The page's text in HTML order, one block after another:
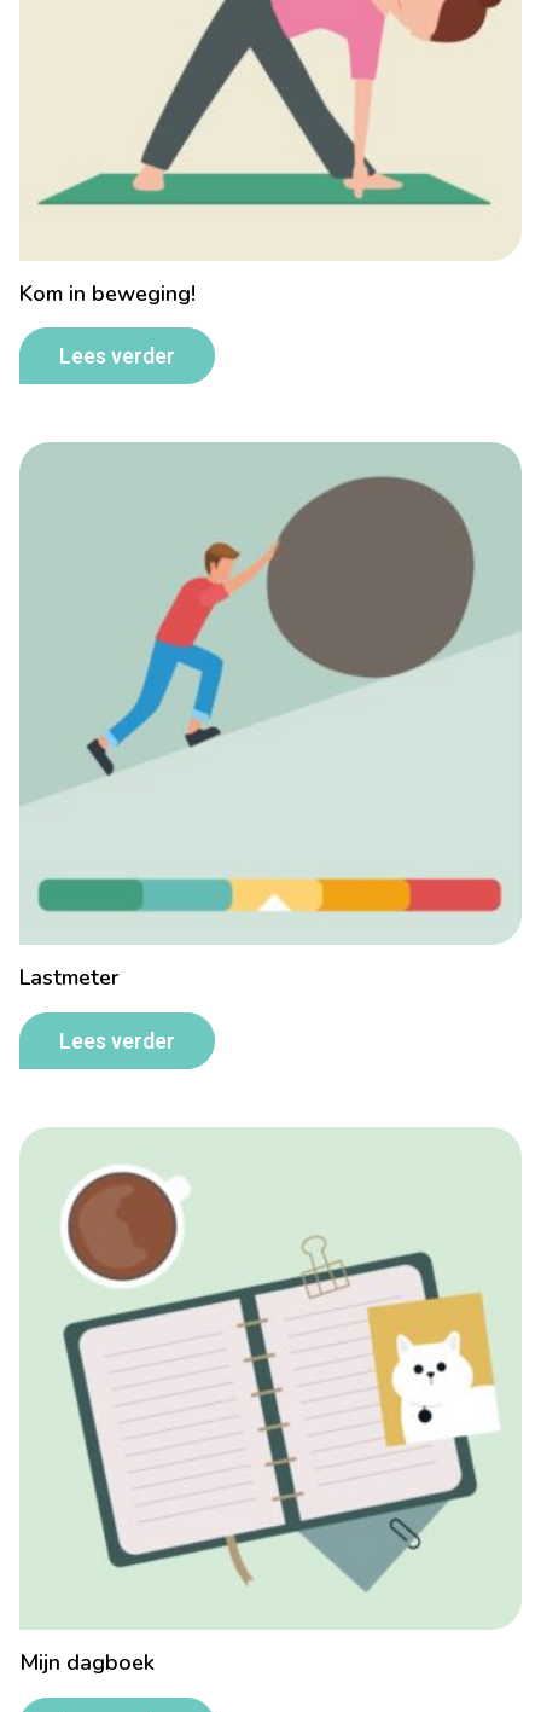
Kom in beweging!
Lees verder
Lastmeter
Lees verder
Mijn dagboek